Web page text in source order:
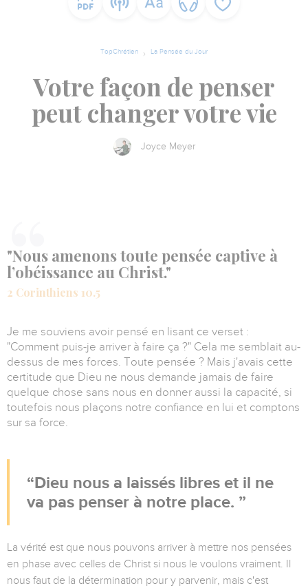
TopChrétien La Pensée du Jour
Votre façon de penser
peut changer votre vie
Joyce Meyer
"Nous amenons toute pensée captive à
l’obéissance au Christ."
2 Corinthiens 10.5
Je me souviens avoir pensé en lisant ce verset :
"Comment puis-je arriver à faire ça ?" Cela me semblait au-
dessus de mes forces. Toute pensée ? Mais j'avais cette
certitude que Dieu ne nous demande jamais de faire
quelque chose sans nous en donner aussi la capacité, si
toutefois nous plaçons notre confiance en lui et comptons
sur sa force.
Dieu nous a laissés libres et il ne
va pas penser à notre place.
La vérité est que nous pouvons arriver à mettre nos pensées
en phase avec celles de Christ si nous le voulons vraiment. Il
nous faut de la détermination pour y parvenir, mais c'est